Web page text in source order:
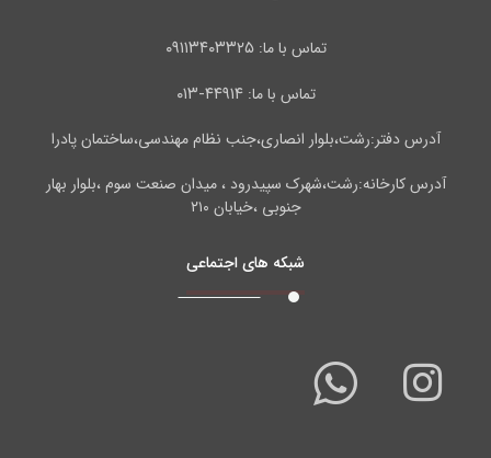
تماس با ما:۰۹۱۱۳۴۰۳۳۲۵
تماس با ما: ۴۴۹۱۴-۰۱۳
آدرس دفتر:رشت،بلوار انصاری،جنب نظام مهندسی،ساختمان پادرا
آدرس کارخانه:رشت،شهرک سپیدرود ، میدان صنعت سوم ،بلوار بهار
جنوبی ،خیابان ۲۱۰
شبکه های اجتماعی